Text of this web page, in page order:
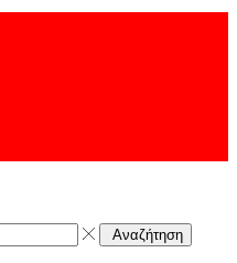
Αναζήτηση